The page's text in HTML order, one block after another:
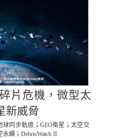
片危機，微型太
新威脅
球同步軌道 ； GEO衛星 ； 太空交
永續 ；DebrisWatch II